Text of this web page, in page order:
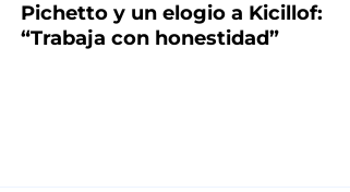
Pichetto y un elogio a Kicillof:
“Trabaja con honestidad”